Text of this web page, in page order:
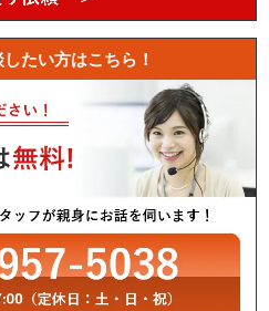
たい方はこちら！